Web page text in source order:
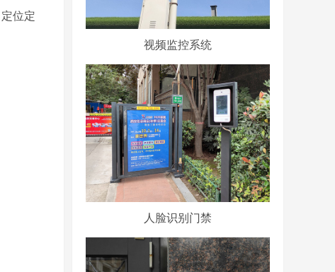
位定
视频监控系统
人脸识别门禁